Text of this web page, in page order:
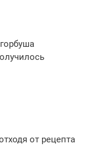
от рецепта